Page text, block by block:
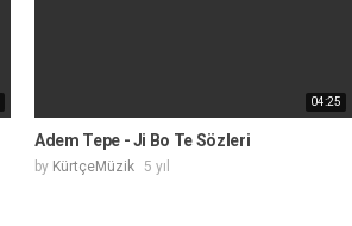
04:25
Adem Tepe - Ji Bo Te Sözleri
by KürtçeMüzik 5 yıl